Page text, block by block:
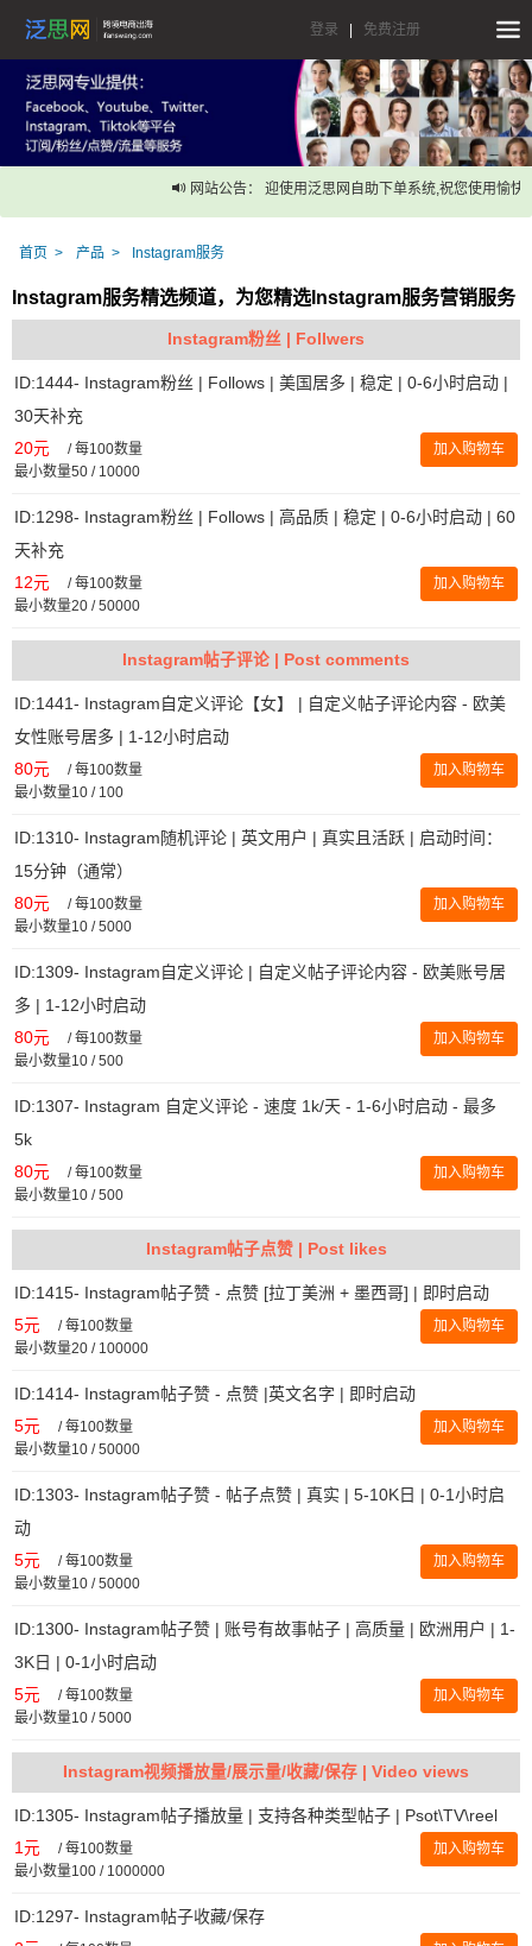
登录 免费注册
网站公告： 迎使用泛思网自助下单系统,祝您使用愉快！
首页 产品 Instagram服务
Instagram服务精选频道，为您精选Instagram服务营销服务
Instagram粉丝 | Follwers
ID:1444- Instagram粉丝 | Follows | 美国居多 | 稳定 | 0-6小时启动 |
30天补充
20元 /每100数量
最小数量50 / 10000
加入购物车
ID:1298- Instagram粉丝 | Follows | 高品质 | 稳定 | 0-6小时启动 | 60
天补充
12元 /每100数量
最小数量20 / 50000
加入购物车
Instagram帖子评论 | Post comments
ID:1441- Instagram自定义评论【女】 | 自定义帖子评论内容 - 欧美
女性账号居多 | 1-12小时启动
80元 /每100数量
最小数量10 / 100
加入购物车
ID:1310- Instagram随机评论 | 英文用户 | 真实且活跃 | 启动时间：
15分钟（通常）
80元 /每100数量
最小数量10 / 5000
加入购物车
ID:1309- Instagram自定义评论 | 自定义帖子评论内容 - 欧美账号居
多 | 1-12小时启动
80元 /每100数量
最小数量10 / 500
加入购物车
ID:1307- Instagram 自定义评论 - 速度 1k/天 - 1-6小时启动 - 最多
5k
80元 /每100数量
最小数量10 / 500
加入购物车
Instagram帖子点赞 | Post likes
ID:1415- Instagram帖子赞 - 点赞 [拉丁美洲 + 墨西哥] | 即时启动
5元 /每100数量
最小数量20 / 100000
加入购物车
ID:1414- Instagram帖子赞 - 点赞 |英文名字 | 即时启动
5元 /每100数量
最小数量10 / 50000
加入购物车
ID:1303- Instagram帖子赞 - 帖子点赞 | 真实 | 5-10K日 | 0-1小时启
动
5元 /每100数量
最小数量10 / 50000
加入购物车
ID:1300- Instagram帖子赞 | 账号有故事帖子 | 高质量 | 欧洲用户 | 1-
3K日 | 0-1小时启动
5元 /每100数量
最小数量10 / 5000
加入购物车
Instagram视频播放量/展示量/收藏/保存 | Video views
ID:1305- Instagram帖子播放量 | 支持各种类型帖子 | Psot\TV\reel
1元 /每100数量
最小数量100 / 1000000
加入购物车
ID:1297- Instagram帖子收藏/保存